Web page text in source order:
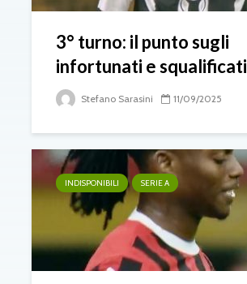
3° turno: il punto sugli
infortunati e squalificati
Stefano Sarasini 11/09/2025
INDISPONIBILI SERIE A